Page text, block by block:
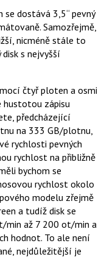
F
a
e
u
s
í
se dostává 3,5“ pevný
Samozřejmě,
nicméně stále to
s nejvyšší
čtyř ploten a osmi
hustotou zápisu
předcházející
na 333 GB/plotnu,
rychlosti pevných
rychlost na přibližně
bychom se
rychlost okolo
modelu zřejmě
a tudíž disk se
až 7 200 ot/min a
hodnot. To ale není
nejdůležitější je